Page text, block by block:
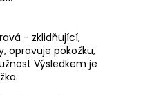
- zklidňující,
opravuje pokožku,
Výsledkem je